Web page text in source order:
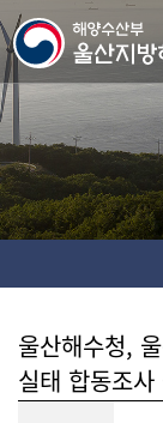
울산해수청,
실태 합동조사